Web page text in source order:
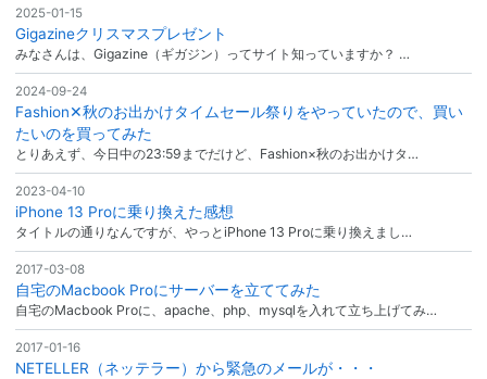
2025-01-15
Gigazineクリスマスプレゼント
みなさんは、Gigazine（ギガジン）ってサイト知っていますか？ …
2024-09-24
Fashion✕秋のお出かけタイムセール祭りをやっていたので、買い
たいのを買ってみた
とりあえず、今日中の23:59までだけど、Fashion×秋のお出かけタ…
2023-04-10
iPhone 13 Proに乗り換えた感想
タイトルの通りなんですが、やっとiPhone 13 Proに乗り換えまし…
2017-03-08
自宅のMacbook Proにサーバーを立ててみた
自宅のMacbook Proに、apache、php、mysqlを入れて立ち上げてみ…
2017-01-16
NETELLER（ネッテラー）から緊急のメールが・・・